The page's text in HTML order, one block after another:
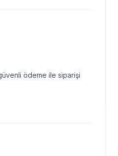
ödeme ile siparişi